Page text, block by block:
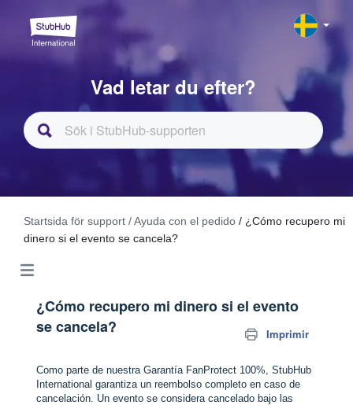
Vad letar du efter?
Startsida för support / Ayuda con el pedido / ¿Cómo recupero mi
dinero si el evento se cancela?
¿Cómo recupero mi dinero si el evento
se cancela?
Imprimir
Como parte de nuestra Garantía FanProtect 100%, StubHub
International garantiza un reembolso completo en caso de
cancelación. Un evento se considera cancelado bajo las